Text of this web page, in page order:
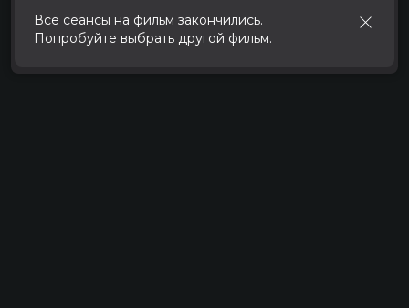
Все сеансы на фильм закончились.
Попробуйте выбрать другой фильм.
Принять